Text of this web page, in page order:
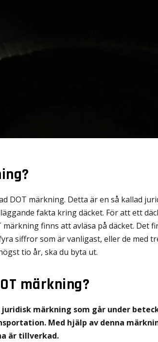
DOT märkning. Detta är en så kallad
fakta kring däcket. För att ett
märkning finns att avläsa på däcket. Det
siffror som är vanligast, eller de med
tio år, ska du byta ut.
märkning?
märkning som går under
Med hjälp av denna
är tillverkad.